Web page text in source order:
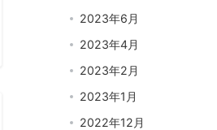
2023年6月
2023年4月
2023年2月
2023年1月
2022年12月